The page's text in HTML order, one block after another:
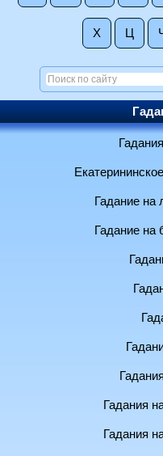
Х Ц
Гадание на
Гадание
Гадания
Гадания